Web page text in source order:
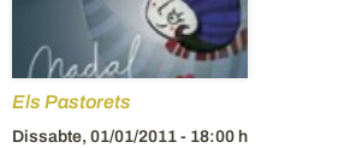
Els Pastorets
Dissabte, 01/01/2011 - 18:00 h